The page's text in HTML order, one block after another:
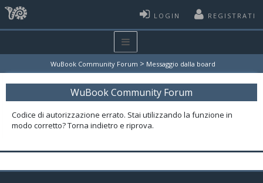
LOGIN REGISTRATI
WuBook Community Forum > Messaggio dalla board
WuBook Community Forum
Codice di autorizzazione errato. Stai utilizzando la funzione in
modo corretto? Torna indietro e riprova.